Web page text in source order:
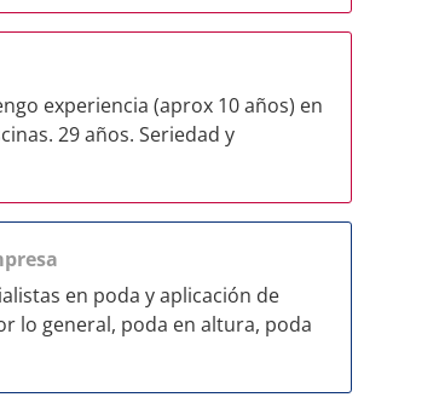
experiencia (aprox 10 años) en
29 años. Seriedad y
en poda y aplicación de
lo general, poda en altura, poda